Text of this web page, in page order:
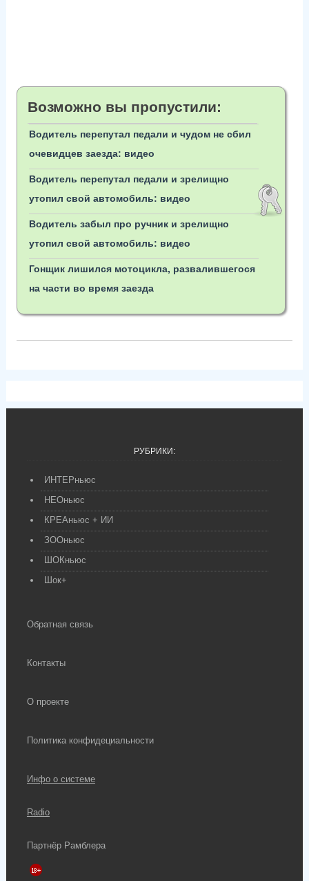
Возможно вы пропустили:
Водитель перепутал педали и чудом не сбил
очевидцев заезда: видео
Водитель перепутал педали и зрелищно
утопил свой автомобиль: видео
Водитель забыл про ручник и зрелищно
утопил свой автомобиль: видео
Гонщик лишился мотоцикла, развалившегося
на части во время заезда
РУБРИКИ:
ИНТЕРньюс
НЕОньюс
КРЕАньюс + ИИ
ЗООньюс
ШОКньюс
Шок+
Обратная связь
Контакты
О проекте
Политика конфидециальности
Инфо о системе
Radio
Партнёр Рамблера